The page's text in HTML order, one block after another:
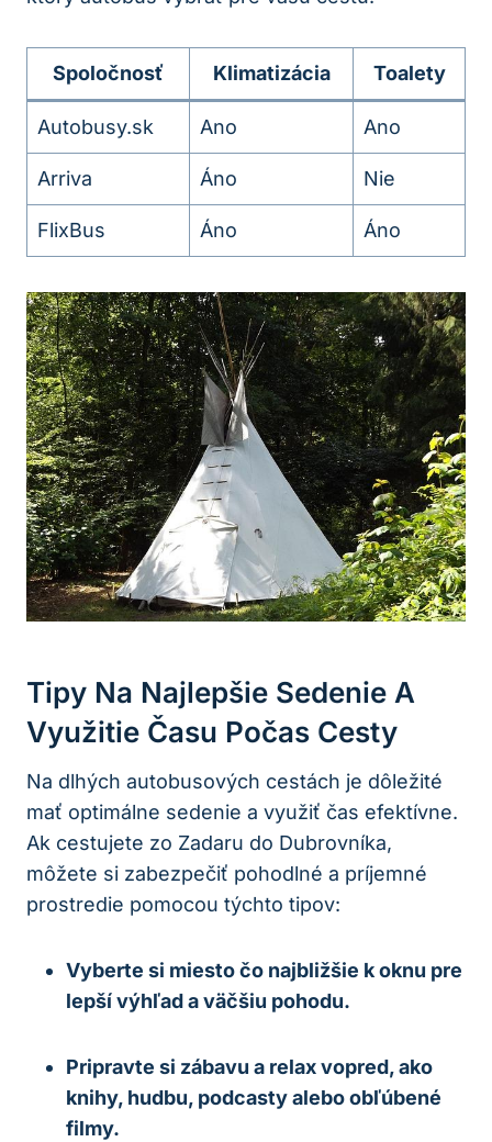
Spoločnosť Klimatizácia Toalety
Autobusy.sk Ano Ano
Arriva Áno Nie
FlixBus Áno Áno
Tipy Na Najlepšie Sedenie A
Využitie Času Počas Cesty
Na dlhých autobusových cestách je dôležité
mať optimálne sedenie a využiť čas efektívne.
Ak cestujete zo Zadaru do Dubrovníka,
môžete si zabezpečiť pohodlné a príjemné
prostredie pomocou týchto tipov:
Vyberte si miesto čo najbližšie k oknu pre
lepší výhľad a väčšiu pohodu.
Pripravte si zábavu a relax vopred, ako
knihy, hudbu, podcasty alebo obľúbené
filmy.